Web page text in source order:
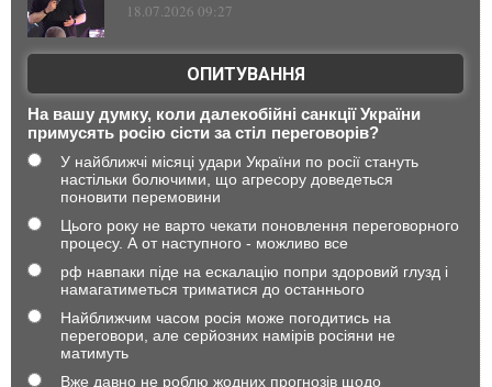
18.07.2026 09:27
ОПИТУВАННЯ
На вашу думку, коли далекобійні санкції України
примусять росію сісти за стіл переговорів?
У найближчі місяці удари України по росії стануть
настільки болючими, що агресору доведеться
поновити перемовини
Цього року не варто чекати поновлення переговорного
процесу. А от наступного - можливо все
рф навпаки піде на ескалацію попри здоровий глузд і
намагатиметься триматися до останнього
Найближчим часом росія може погодитись на
переговори, але серйозних намірів росіяни не
матимуть
Вже давно не роблю жодних прогнозів щодо